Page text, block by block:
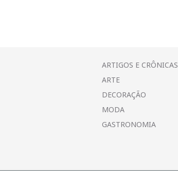
ARTIGOS E CRÔNICAS
ARTE
DECORAÇÃO
MODA
GASTRONOMIA